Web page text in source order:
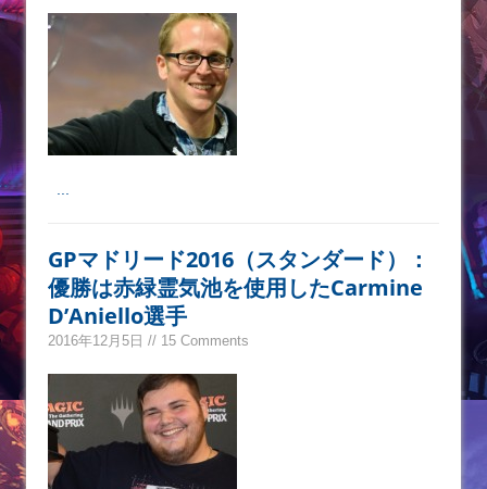
GPマドリード2016（スタンダード）：
優勝は赤緑霊気池を使用したCarmine
D’Aniello選手
2016年12月5日 // 15 Comments